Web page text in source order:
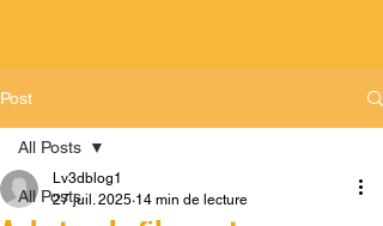
Post
All Posts
All Posts
Lv3dblog1
27 juil. 2025 14 min de lecture